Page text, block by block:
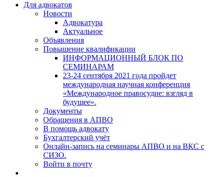
Для адвокатов
Новости
Адвокатура
Актуальное
Объявления
Повышение квалификации
ИНФОРМАЦИОННЫЙ БЛОК ПО
СЕМИНАРАМ
23-24 сентября 2021 года пройдет
международная научная конференция
«Международное правосудие: взгляд в
будущее».
Документы
Обращения в АПВО
В помощь адвокату
Бухгалтерский учёт
Онлайн-запись на семинары АПВО и на ВКС с
СИЗО.
Войти в почту